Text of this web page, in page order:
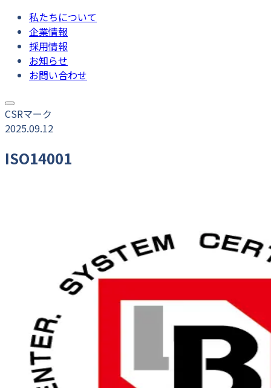
私たちについて
企業情報
採用情報
お知らせ
お問い合わせ
CSRマーク
2025.09.12
ISO14001